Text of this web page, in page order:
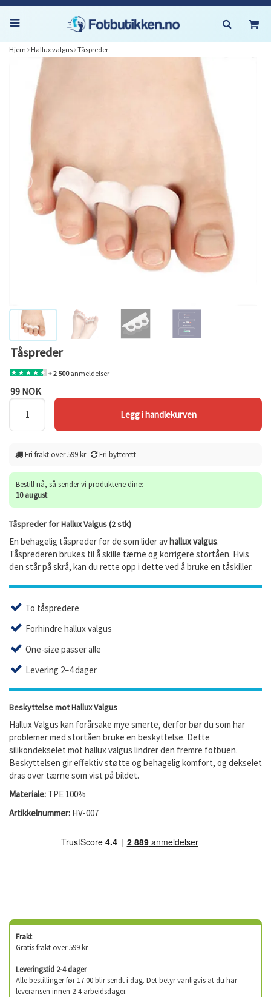
Hjem Hallux valgus Tåspreder
Tåspreder
+ 2 500anmeldelser
99 NOK
Fri frakt over 599 kr Fri bytterett
Bestill nå, så sender vi produktene dine:
10 august
Tåspreder for Hallux Valgus (2 stk)
En behagelig tåspreder for de som lider avhallux valgus.
Tåsprederen brukes til å skille tærne og korrigere stortåen. Hvis
den står på skrå, kan du rette opp i dette ved å bruke en tåskiller.
To tåspredere
Forhindre hallux valgus
One-size passer alle
Levering 2–4 dager
Beskyttelse mot Hallux Valgus
Hallux Valgus kan forårsake mye smerte, derfor bør du som har
problemer med stortåen bruke en beskyttelse. Dette
silikondekselet mot hallux valgus lindrer den fremre fotbuen.
Beskyttelsen gir effektiv støtte og behagelig komfort, og dekselet
dras over tærne som vist på bildet.
Materiale: TPE 100%
Artikkelnummer: HV-007
Frakt
Gratis frakt over 599 kr
Leveringstid 2-4 dager
Alle bestillinger før 17.00 blir sendt i dag. Det betyr vanligvis at du har
leveransen innen 2-4 arbeidsdager.